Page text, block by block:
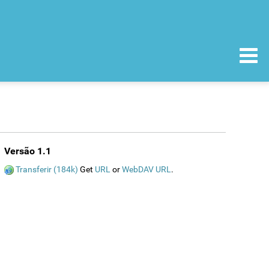
Versão 1.1
Transferir (184k) Get URL orWebDAV URL .